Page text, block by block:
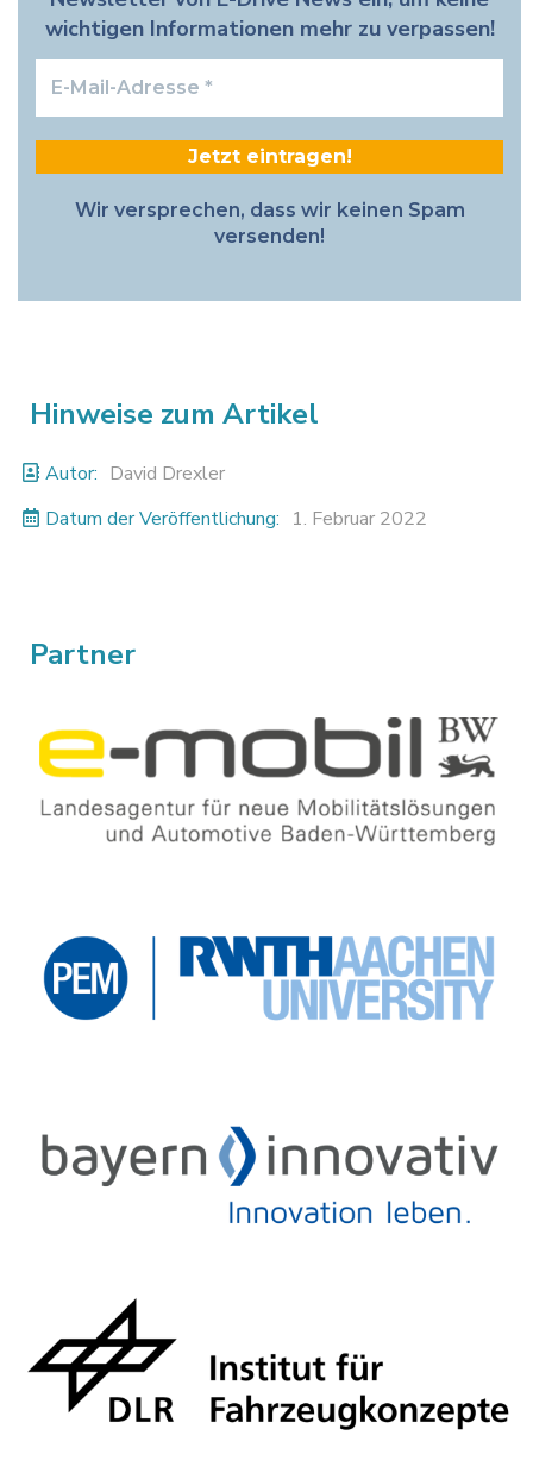
wichtigen Informationen mehr zu verpassen!
Mail-
Adresse
*
Wir versprechen, dass wir keinen Spam
versenden!
Hinweise zum Artikel
Autor: David Drexler
Datum der Veröffentlichung: 1. Februar 2022
Partner